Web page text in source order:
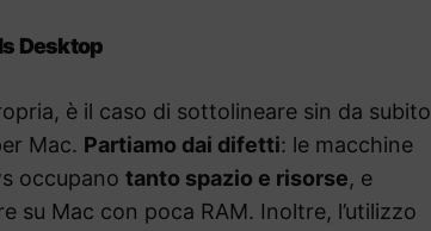
Desktop
è il caso di sottolineare sin da subito
Mac. Partiamo dai difetti: le macchine
occupano tanto spazio e risorse, e
su Mac con poca RAM. Inoltre, l’utilizzo